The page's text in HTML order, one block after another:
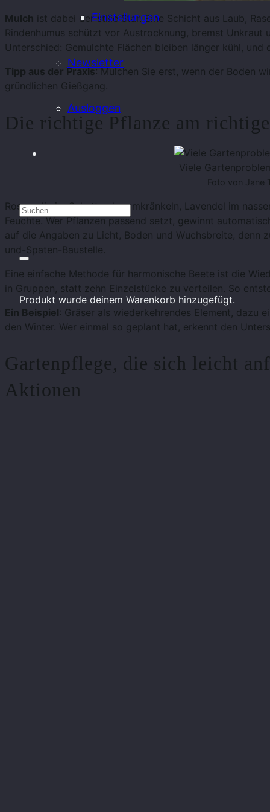
Einstellungen
Newsletter
Ausloggen
Produkt wurde deinem Warenkorb hinzugefügt.
Mulch ist dabei der stille Star. Eine Schicht aus Laub,
Rindenhumus schützt vor Austrocknung, bremst
Unterschied: Gemulchte Flächen bleiben länger kühl, und
Tipp aus der Praxis: Mulchen Sie erst, wenn der Boden
gründlichen Gießgang.
Die richtige Pflanze am
Viele
Foto von Jane
Rosen, die im Schatten herumkränkeln, Lavendel im
Feuchte. Wer Pflanzen passend setzt, gewinnt
auf die Angaben zu Licht, Boden und Wuchsbreite, denn
und-Spaten-Baustelle.
Eine einfache Methode für harmonische Beete ist die
in Gruppen, statt zehn Einzelstücke zu verteilen. So
Ein Beispiel: Gräser als wiederkehrendes Element, dazu
den Winter. Wer einmal so geplant hat, erkennt den
Gartenpflege, die sich leicht
Aktionen